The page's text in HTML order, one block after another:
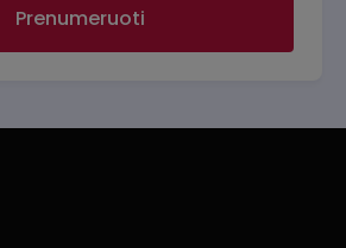
Prenumeruoti